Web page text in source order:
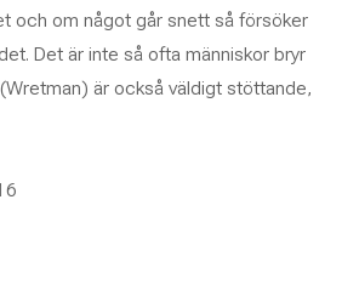
och om något går snett så försöker
Det är inte så ofta människor bryr
är också väldigt stöttande,